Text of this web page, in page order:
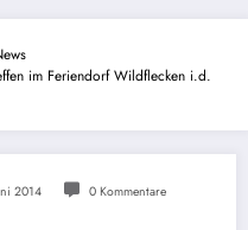
im Feriendorf Wildflecken i.d.
2014 0 Kommentare